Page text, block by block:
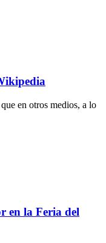
en otros medios, a lo
en la Feria del